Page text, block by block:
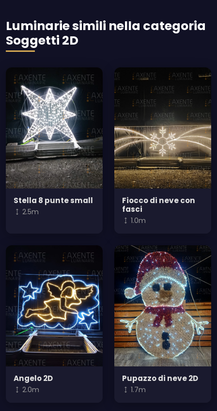
Luminarie simili nella categoria
Soggetti 2D
Stella 8 punte small
2.5m
Fiocco di neve con
fasci
1.0m
Angelo 2D
2.0m
Pupazzo di neve 2D
1.7m